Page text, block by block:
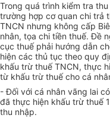
Trong quá trình kiểm tra
trường hợp cơ quan chi trả
TNCN nhưng không cấp
nhân, tọa chi tiền thuế. Đề
cục thuế phải hướng dẫn
hiện các thủ tục theo quy
khấu trừ thuế TNCN, thực
từ khấu trừ thuế cho cá
- Đối với cá nhân vãng lai
đã thực hiện khấu trừ thuế
thu nhập.